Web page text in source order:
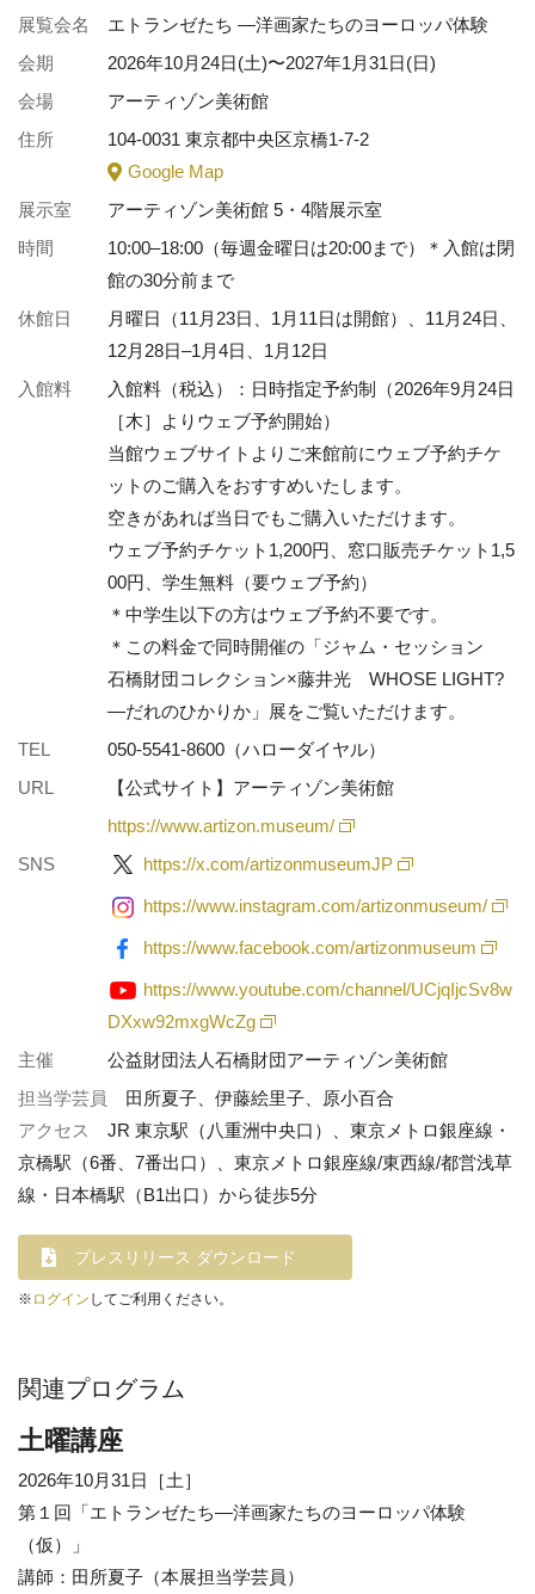
展覧会名
エトランゼたち —洋画家たちのヨーロッパ体験
会期
2026年10月24日(土)〜2027年1月31日(日)
会場
アーティゾン美術館
住所
104-0031 東京都中央区京橋1-7-2
Google Map
展示室
アーティゾン美術館 5・4階展示室
時間
10:00–18:00（毎週金曜日は20:00まで）＊入館は閉
館の30分前まで
休館日
月曜日（11月23日、1月11日は開館）、11月24日、
12月28日–1月4日、1月12日
入館料
入館料（税込）：日時指定予約制（2026年9月24日
［木］よりウェブ予約開始）
当館ウェブサイトよりご来館前にウェブ予約チケ
ットのご購入をおすすめいたします。
空きがあれば当日でもご購入いただけます。
ウェブ予約チケット1,200円、窓口販売チケット1,5
00円、学生無料（要ウェブ予約）
＊中学生以下の方はウェブ予約不要です。
＊この料金で同時開催の「ジャム・セッション
石橋財団コレクション×藤井光 WHOSE LIGHT?
—だれのひかりか」展をご覧いただけます。
TEL
050-5541-8600（ハローダイヤル）
URL
【公式サイト】アーティゾン美術館
https://www.artizon.museum/
SNS
https://x.com/artizonmuseumJP
https://www.instagram.com/artizonmuseum/
https://www.facebook.com/artizonmuseum
https://www.youtube.com/channel/UCjqIjcSv8w
DXxw92mxgWcZg
主催
公益財団法人石橋財団アーティゾン美術館
担当学芸員
田所夏子、伊藤絵里子、原小百合
アクセス
JR 東京駅（八重洲中央口）、東京メトロ銀座線・
京橋駅（6番、7番出口）、東京メトロ銀座線/東西線/都営浅草
線・日本橋駅（B1出口）から徒歩5分
プレスリリース ダウンロード
※ ログイン してご利用ください。
関連プログラム
土曜講座
2026年10月31日［土］
第１回「エトランゼたち—洋画家たちのヨーロッパ体験
（仮）」
講師：田所夏子（本展担当学芸員）